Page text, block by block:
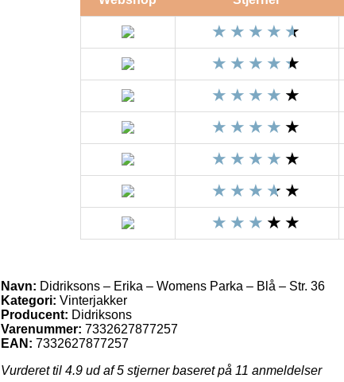
Navn: Didriksons – Erika – Womens Parka – Blå – Str. 36
Kategori: Vinterjakker
Producent: Didriksons
Varenummer: 7332627877257
EAN: 7332627877257
Vurderet til 4.9 ud af 5 stjerner baseret på 11 anmeldelser